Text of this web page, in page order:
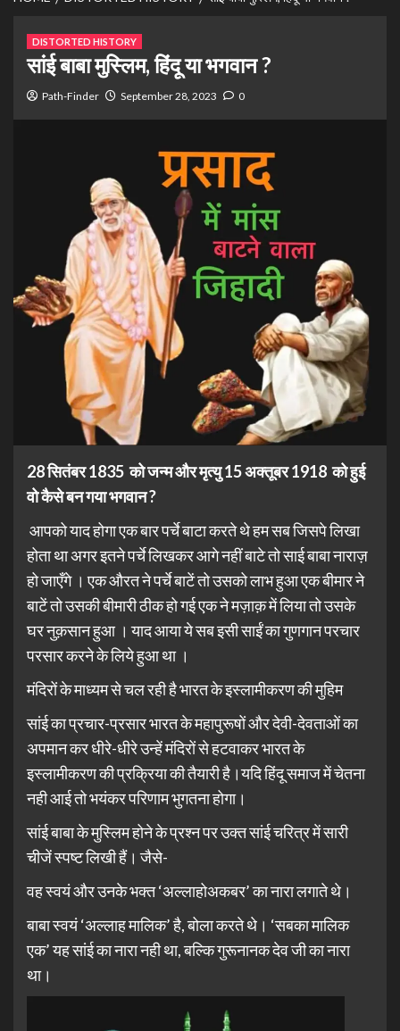
DISTORTED HISTORY
सांई बाबा मुस्लिम, हिंदू या भगवान ?
Path-Finder September 28, 2023 0
28 सितंबर 1835 को जन्म और मृत्यु 15 अक्तूबर 1918 को हुई
वो कैसे बन गया भगवान ?
आपको याद होगा एक बार पर्चे बाटा करते थे हम सब जिसपे लिखा
होता था अगर इतने पर्चे लिखकर आगे नहीं बाटे तो साई बाबा नाराज़
हो जाएँगे । एक औरत ने पर्चे बाटें तो उसको लाभ हुआ एक बीमार ने
बाटें तो उसकी बीमारी ठीक हो गई एक ने मज़ाक़ में लिया तो उसके
घर नुक़सान हुआ । याद आया ये सब इसी साईं का गुणगान परचार
परसार करने के लिये हुआ था ।
मंदिरों के माध्यम से चल रही है भारत के इस्लामीकरण की मुहिम
सांई का प्रचार-प्रसार भारत के महापुरूषों और देवी-देवताओं का
अपमान कर धीरे-धीरे उन्हें मंदिरों से हटवाकर भारत के
इस्लामीकरण की प्रक्रिया की तैयारी है।यदि हिंदू समाज में चेतना
नही आई तो भयंकर परिणाम भुगतना होगा।
सांई बाबा के मुस्लिम होने के प्रश्न पर उक्त सांई चरित्र में सारी
चीजें स्पष्ट लिखी हैं। जैसे-
वह स्वयं और उनके भक्त ‘अल्लाहोअकबर’ का नारा लगाते थे।
बाबा स्वयं ‘अल्लाह मालिक’ है, बोला करते थे। ‘सबका मालिक
एक’ यह सांई का नारा नही था, बल्कि गुरूनानक देव जी का नारा
था।